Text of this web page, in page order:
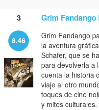
3 Grim
8.46
Grim Fandango
la aventura
Schafer, que se
para devolverla a
cuenta la historia
viaje al otro
toques de cine
y mitos culturales.